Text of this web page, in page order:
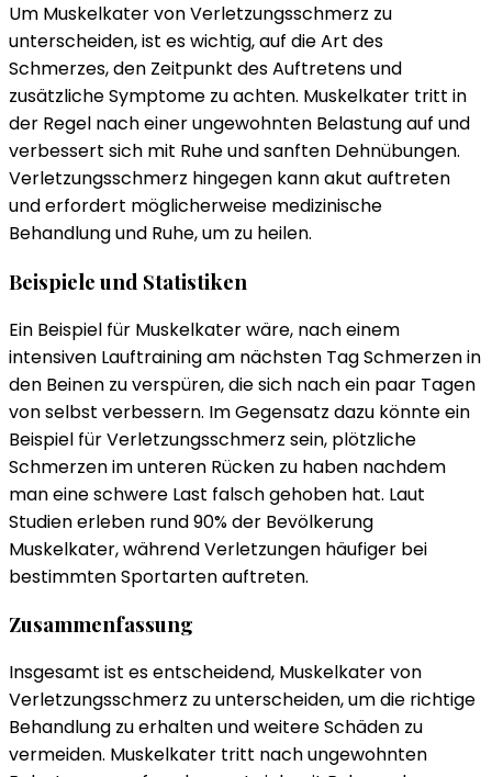
Um Muskelkater von Verletzungsschmerz zu
unterscheiden, ist es wichtig, auf die Art des
Schmerzes, den Zeitpunkt des Auftretens und
zusätzliche Symptome zu achten. Muskelkater tritt in
der Regel nach einer ungewohnten Belastung auf und
verbessert sich mit Ruhe und sanften Dehnübungen.
Verletzungsschmerz hingegen kann akut auftreten
und erfordert möglicherweise medizinische
Behandlung und Ruhe, um zu heilen.
Beispiele und Statistiken
Ein Beispiel für Muskelkater wäre, nach einem
intensiven Lauftraining am nächsten Tag Schmerzen in
den Beinen zu verspüren, die sich nach ein paar Tagen
von selbst verbessern. Im Gegensatz dazu könnte ein
Beispiel für Verletzungsschmerz sein, plötzliche
Schmerzen im unteren Rücken zu haben nachdem
man eine schwere Last falsch gehoben hat. Laut
Studien erleben rund 90% der Bevölkerung
Muskelkater, während Verletzungen häufiger bei
bestimmten Sportarten auftreten.
Zusammenfassung
Insgesamt ist es entscheidend, Muskelkater von
Verletzungsschmerz zu unterscheiden, um die richtige
Behandlung zu erhalten und weitere Schäden zu
vermeiden. Muskelkater tritt nach ungewohnten